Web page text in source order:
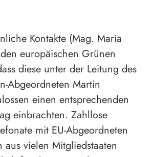
Kontakte (Mag. Maria
europäischen Grünen
diese unter der Leitung des
Abgeordneten Martin
einen entsprechenden
einbrachten. Zahllose
mit EU-Abgeordneten
aus vielen Mitgliedstaaten